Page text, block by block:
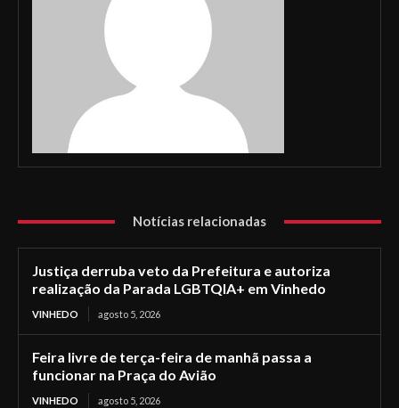
Notícias relacionadas
Justiça derruba veto da Prefeitura e autoriza
realização da Parada LGBTQIA+ em Vinhedo
VINHEDO agosto 5, 2026
Feira livre de terça-feira de manhã passa a
funcionar na Praça do Avião
VINHEDO agosto 5, 2026